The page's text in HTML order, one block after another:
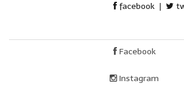
facebook |
Facebook
Instagram